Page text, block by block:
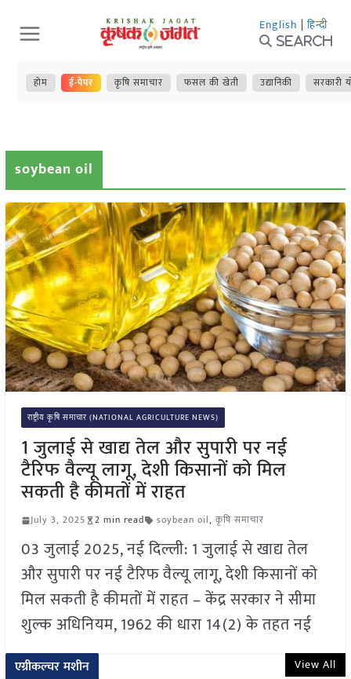
Skip
to
content
English | हिन्दी
Search
होम ई-पेपर कृषि समाचार फसल की खेती उद्यानिकी सरकारी
soybean oil
राष्ट्रीय कृषि समाचार (NATIONAL AGRICULTURE NEWS)
1 जुलाई से खाद्य तेल और सुपारी पर नई
टैरिफ वैल्यू लागू, देशी किसानों को मिल
सकती है कीमतों में राहत
July 3, 2025 2 min read soybean oil, कृषि समाचार
03 जुलाई 2025, नई दिल्ली: 1 जुलाई से खाद्य तेल
और सुपारी पर नई टैरिफ वैल्यू लागू, देशी किसानों को
मिल सकती है कीमतों में राहत – केंद्र सरकार ने सीमा
शुल्क अधिनियम, 1962 की धारा 14(2) के तहत नई
एग्रीकल्चर मशीन View All